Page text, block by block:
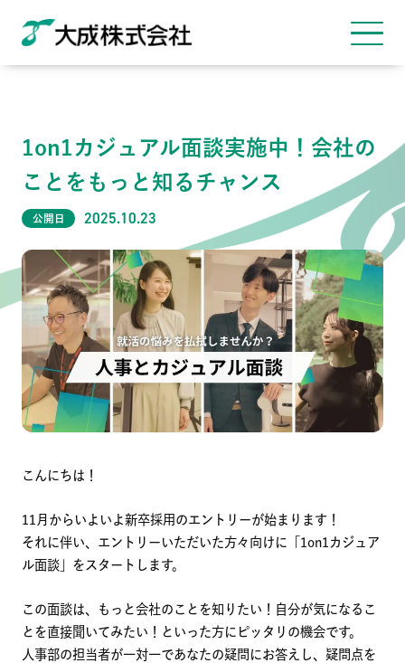
総合職・エリア総合職 募集一覧/エントリー
1on1カジュアル面談実施中！会社の
ことをもっと知るチャンス
公開日 2025.10.23
こんにちは！
11月からいよいよ新卒採用のエントリーが始まります！
それに伴い、エントリーいただいた方々向けに「1on1カジュア
ル面談」をスタートします。
この面談は、もっと会社のことを知りたい！自分が気になるこ
とを直接聞いてみたい！といった方にピッタリの機会です。
人事部の担当者が一対一であなたの疑問にお答えし、疑問点を